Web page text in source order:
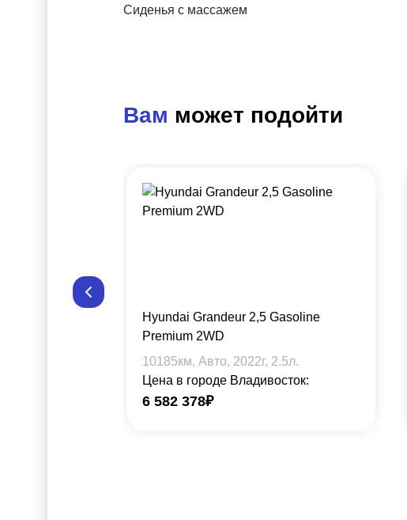
Сиденья с массажем
Вам может подойти
Hyundai Grandeur 2,5 Gasoline
Premium 2WD
10185км, Авто, 2022г, 2.5л.
Цена в городе Владивосток:
6 582 378₽